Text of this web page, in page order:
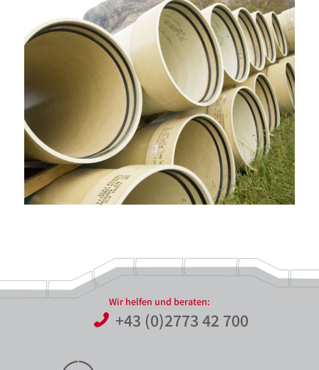
Wir helfen und beraten:
+43 (0)2773 42 700